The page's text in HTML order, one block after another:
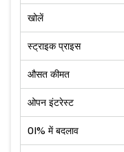
खोलें
स्ट्राइक प्राइस
औसत कीमत
ओपन इंटरेस्ट
OI% में बदलाव